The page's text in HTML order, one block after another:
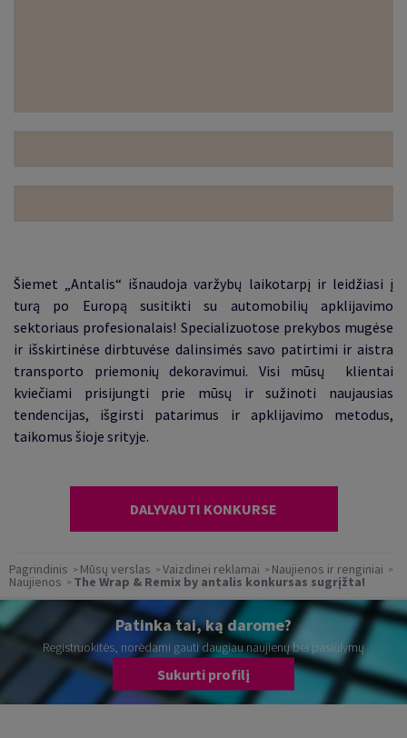
Šiemet „Antalis“ išnaudoja varžybų laikotarpį ir leidžiasi į
turą po Europą susitikti su automobilių apklijavimo
sektoriaus profesionalais! Specializuotose prekybos mugėse
ir išskirtinėse dirbtuvėse dalinsimės savo patirtimi ir aistra
transporto priemonių dekoravimui. Visi mūsų klientai
kviečiami prisijungti prie mūsų ir sužinoti naujausias
tendencijas, išgirsti patarimus ir apklijavimo metodus,
taikomus šioje srityje.
DALYVAUTI KONKURSE
Pagrindinis Mūsų verslas Vaizdinei reklamai Naujienos ir renginiai
Naujienos The Wrap & Remix by antalis konkursas sugrįžta!
Patinka tai, ką darome?
Registruokitės, norėdami gauti daugiau naujienų bei pasiūlymų
Sukurti profilį